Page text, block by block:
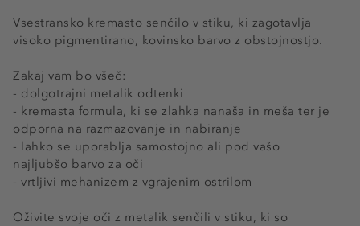
Vsestransko kremasto senčilo v stiku, ki zagotavlja
visoko pigmentirano, kovinsko barvo z obstojnostjo.
Zakaj vam bo všeč:
- dolgotrajni metalik odtenki
- kremasta formula, ki se zlahka nanaša in meša ter je
odporna na razmazovanje in nabiranje
- lahko se uporablja samostojno ali pod vašo
najljubšo barvo za oči
- vrtljivi mehanizem z vgrajenim ostrilom
Oživite svoje oči z metalik senčili v stiku, ki so